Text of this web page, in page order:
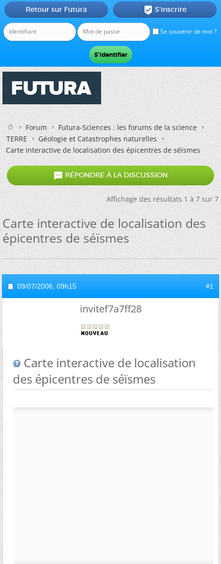
Se souvenir de moi ?
Retour sur Futura  S'inscrire
Forum
Futura-Sciences : les forums de la science
TERRE
Géologie et Catastrophes naturelles
Carte interactive de localisation des épicentres de séïsmes
 RÉPONDRE À LA DISCUSSION
Affichage des résultats 1 à 7 sur 7
Carte interactive de localisation des
épicentres de séïsmes
09/07/2006, 09h15 #1
invitef7a7ff28
Carte interactive de localisation
des épicentres de séïsmes